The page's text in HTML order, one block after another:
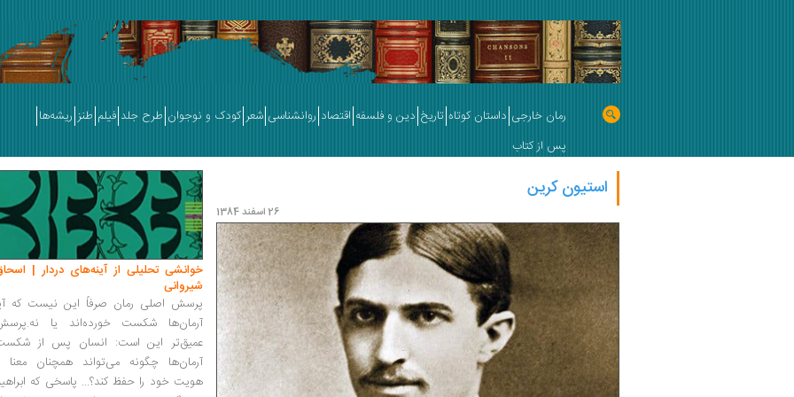
رمان خارجی داستان کوتاه تاریخ دین و فلسفه اقتصاد روانشناسی شعر کودک و نوجوان طرح جلد فیلم طنز ریشه‌ها
پس از کتاب
استیون کرین
26 اسفند 1384
خوانشی تحلیلی از آینه‌های دردار |
شیروانی
پرسش اصلی رمان صرفاً این نیست که
آرمان‌ها شکست خورده‌اند یا
عمیق‌تر این است: انسان پس از
آرمان‌ها چگونه می‌تواند همچنان معنا
هویت خود را حفظ کند؟... پاسخی که